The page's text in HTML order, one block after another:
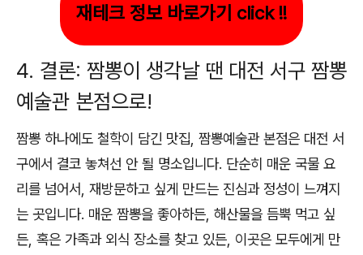
재테크 정보 바로가기 click !!
4. 결론: 짬뽕이 생각날 땐 대전 서구 짬뽕
예술관 본점으로!
짬뽕 하나에도 철학이 담긴 맛집, 짬뽕예술관 본점은 대전 서
구에서 결코 놓쳐선 안 될 명소입니다. 단순히 매운 국물 요
리를 넘어서, 재방문하고 싶게 만드는 진심과 정성이 느껴지
는 곳입니다. 매운 짬뽕을 좋아하든, 해산물을 듬뿍 먹고 싶
든, 혹은 가족과 외식 장소를 찾고 있든, 이곳은 모두에게 만